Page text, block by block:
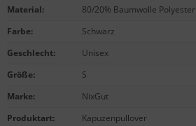
Material:
80/20% Baumwolle Polyester
Farbe:
Schwarz
Geschlecht:
Unisex
Größe:
S
Marke:
NixGut
Produktart: Kapuzenpullover